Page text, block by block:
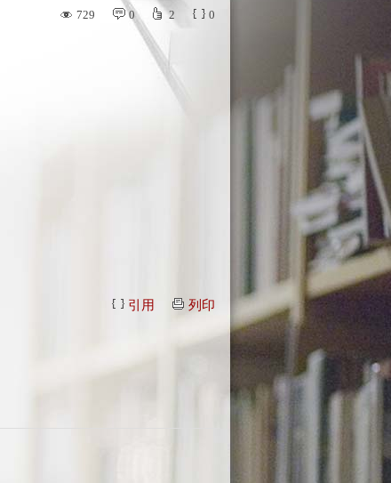
729 0 2 0
引用 列印